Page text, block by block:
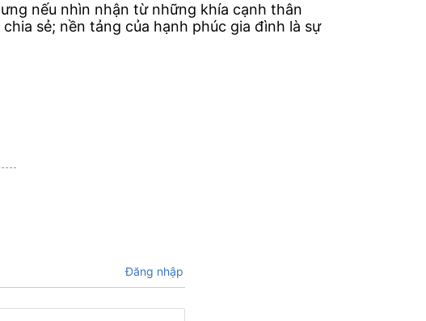
nếu nhìn nhận từ những khía cạnh thân
sẻ; nền tảng của hạnh phúc gia đình là sự
Đăng nhập